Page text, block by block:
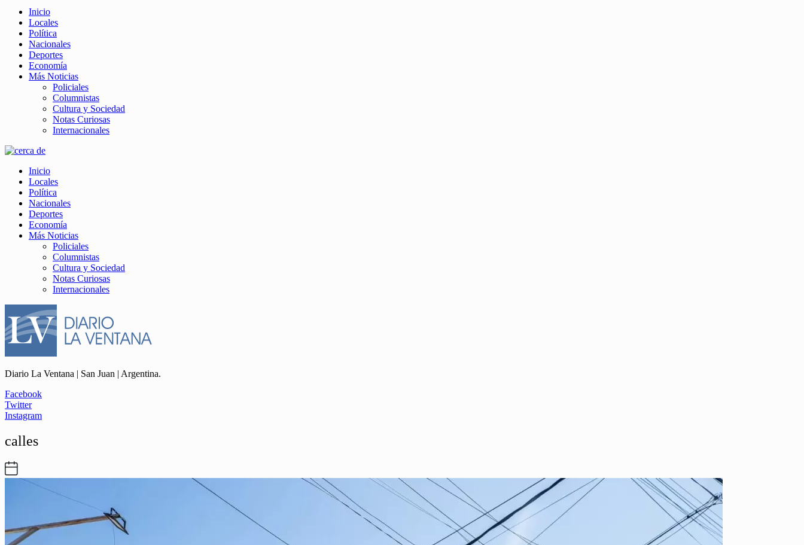
Inicio
Locales
Política
Nacionales
Deportes
Economía
Más Noticias
Policiales
Columnistas
Cultura y Sociedad
Notas Curiosas
Internacionales
Inicio
Locales
Política
Nacionales
Deportes
Economía
Más Noticias
Policiales
Columnistas
Cultura y Sociedad
Notas Curiosas
Internacionales
Diario La Ventana | San Juan | Argentina.
Facebook
Twitter
Instagram
calles